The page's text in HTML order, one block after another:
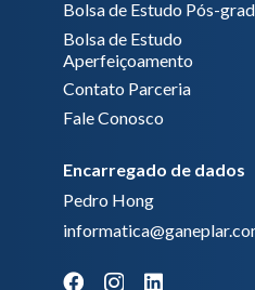
Bolsa de Estudo Pós-
Bolsa de Estudo
Aperfeiçoamento
Contato Parceria
Fale Conosco
Encarregado de dados
Pedro Hong